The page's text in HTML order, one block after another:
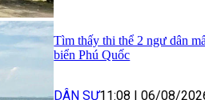
Tìm thấy thi thể 2 ngư dân
biển Phú Quốc
DÂN SỰ11:08 | 06/08/